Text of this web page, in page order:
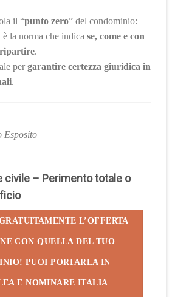
il “punto zero” del condominio:
la norma che indica se, come e con
.
pergarantire certezza giuridica in
.
Esposito
civile – Perimento totale o
L’OFFERTA
CON QUELLA DEL TUO
PUOI PORTARLA IN
E NOMINARE ITALIA